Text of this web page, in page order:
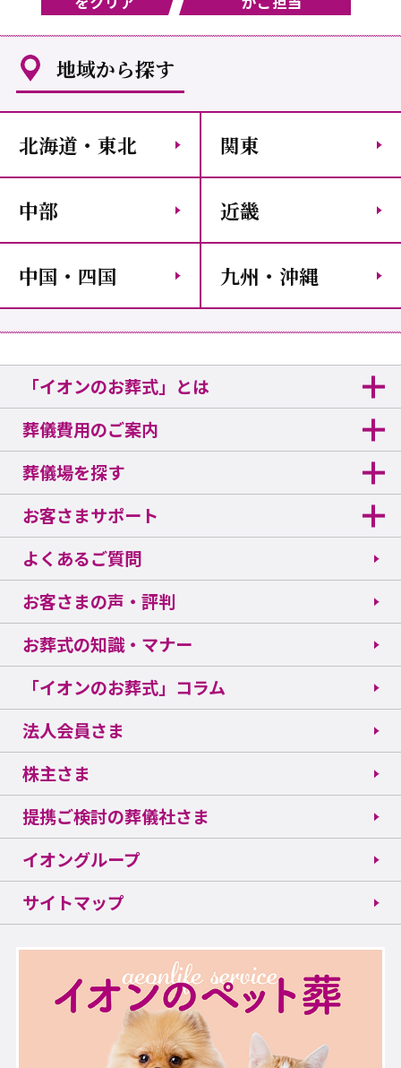
地域から探す
北海道・東北 関東
中部 近畿
中国・四国 九州・沖縄
「イオンのお葬式」とは
葬儀費用のご案内
葬儀場を探す
お客さまサポート
よくあるご質問
お客さまの声・評判
お葬式の知識・マナー
「イオンのお葬式」コラム
法人会員さま
株主さま
提携ご検討の葬儀社さま
イオングループ
サイトマップ